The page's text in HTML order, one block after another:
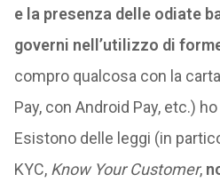
e la presenza delle odiate
governi nell’utilizzo di
compro qualcosa con la
Pay, con Android Pay, etc.)
Esistono delle leggi (in
KYC, Know Your Customer,